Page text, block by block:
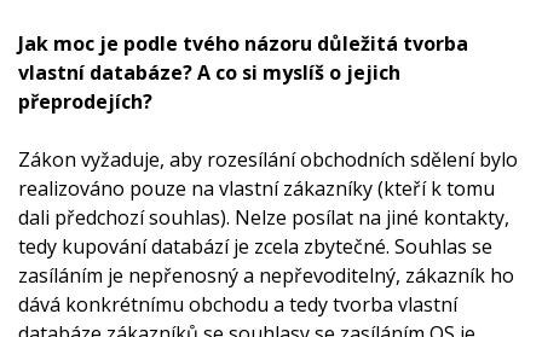
Jak moc je podle tvého názoru důležitá tvorba
vlastní databáze? A co si myslíš o jejich
přeprodejích?
Zákon vyžaduje, aby rozesílání obchodních sdělení bylo
realizováno pouze na vlastní zákazníky (kteří k tomu
dali předchozí souhlas). Nelze posílat na jiné kontakty,
tedy kupování databází je zcela zbytečné. Souhlas se
zasíláním je nepřenosný a nepřevoditelný, zákazník ho
dává konkrétnímu obchodu a tedy tvorba vlastní